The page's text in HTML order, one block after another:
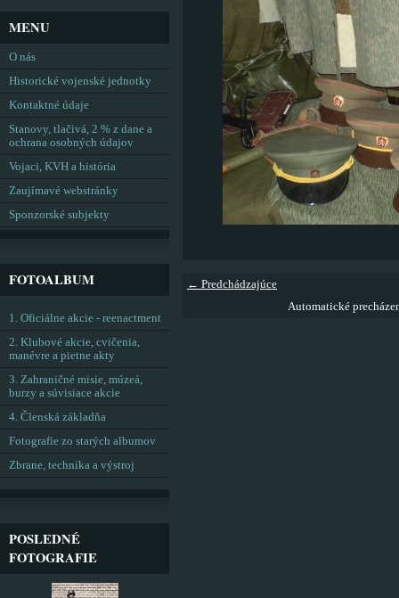
← Predchádzajúce
Automatické
MENU
O nás
Historické vojenské jednotky
Kontaktné údaje
Stanovy, tlačivá, 2 % z dane a
ochrana osobných údajov
Vojaci, KVH a história
Zaujímavé webstránky
Sponzorské subjekty
FOTOALBUM
1. Oficiálne akcie - reenactment
2. Klubové akcie, cvičenia,
manévre a pietne akty
3. Zahraničné misie, múzeá,
burzy a súvisiace akcie
4. Členská základňa
Fotografie zo starých albumov
Zbrane, technika a výstroj
POSLEDNÉ
FOTOGRAFIE